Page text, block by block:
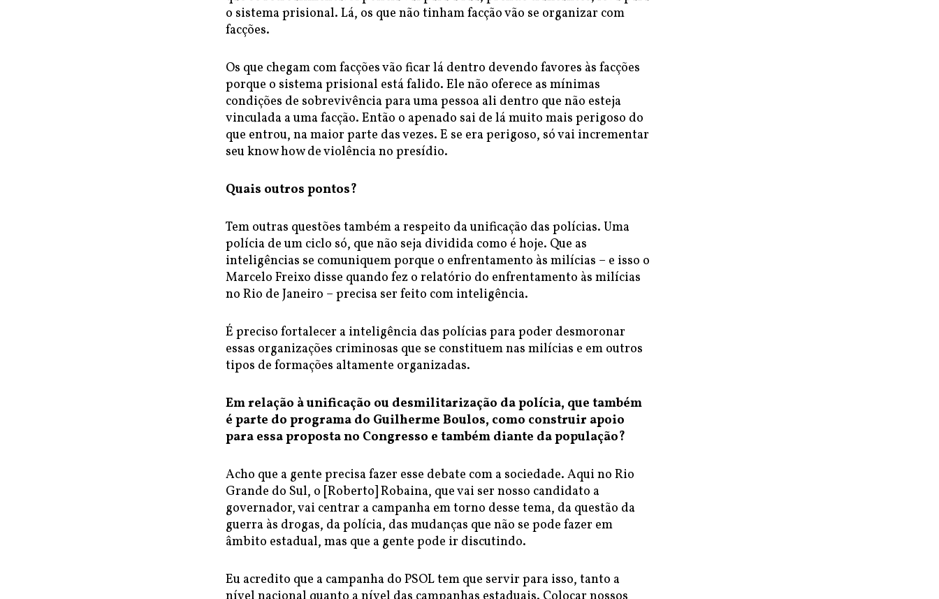
o sistema prisional. Lá, os que não tinham facção vão se organizar com
facções.
Os que chegam com facções vão ficar lá dentro devendo favores às facções
porque o sistema prisional está falido. Ele não oferece as mínimas
condições de sobrevivência para uma pessoa ali dentro que não esteja
vinculada a uma facção. Então o apenado sai de lá muito mais perigoso do
que entrou, na maior parte das vezes. E se era perigoso, só vai incrementar
seu know how de violência no presídio.
Quais outros pontos?
Tem outras questões também a respeito da unificação das polícias. Uma
polícia de um ciclo só, que não seja dividida como é hoje. Que as
inteligências se comuniquem porque o enfrentamento às milícias – e isso o
Marcelo Freixo disse quando fez o relatório do enfrentamento às milícias
no Rio de Janeiro – precisa ser feito com inteligência.
É preciso fortalecer a inteligência das polícias para poder desmoronar
essas organizações criminosas que se constituem nas milícias e em outros
tipos de formações altamente organizadas.
Em relação à unificação ou desmilitarização da polícia, que também
é parte do programa do Guilherme Boulos, como construir apoio
para essa proposta no Congresso e também diante da população?
Acho que a gente precisa fazer esse debate com a sociedade. Aqui no Rio
Grande do Sul, o [Roberto] Robaina, que vai ser nosso candidato a
governador, vai centrar a campanha em torno desse tema, da questão da
guerra às drogas, da polícia, das mudanças que não se pode fazer em
âmbito estadual, mas que a gente pode ir discutindo.
Eu acredito que a campanha do PSOL tem que servir para isso, tanto a